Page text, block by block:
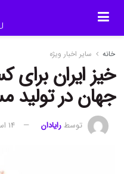
خانه سایر اخبار ویژه
خیز ایران برای
جهان در
توسطرایادان 14 اسفند 1402